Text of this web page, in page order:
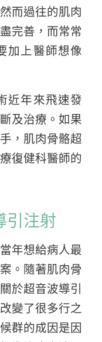
而過往的肌肉
完善，而常常
加上醫師想像
近年來飛速發
及治療。如果
，肌肉骨骼超
復健科醫師的
引注射
年想給病人最
。隨著肌肉骨
於超音波導引
變了很多行之
群的成因是因